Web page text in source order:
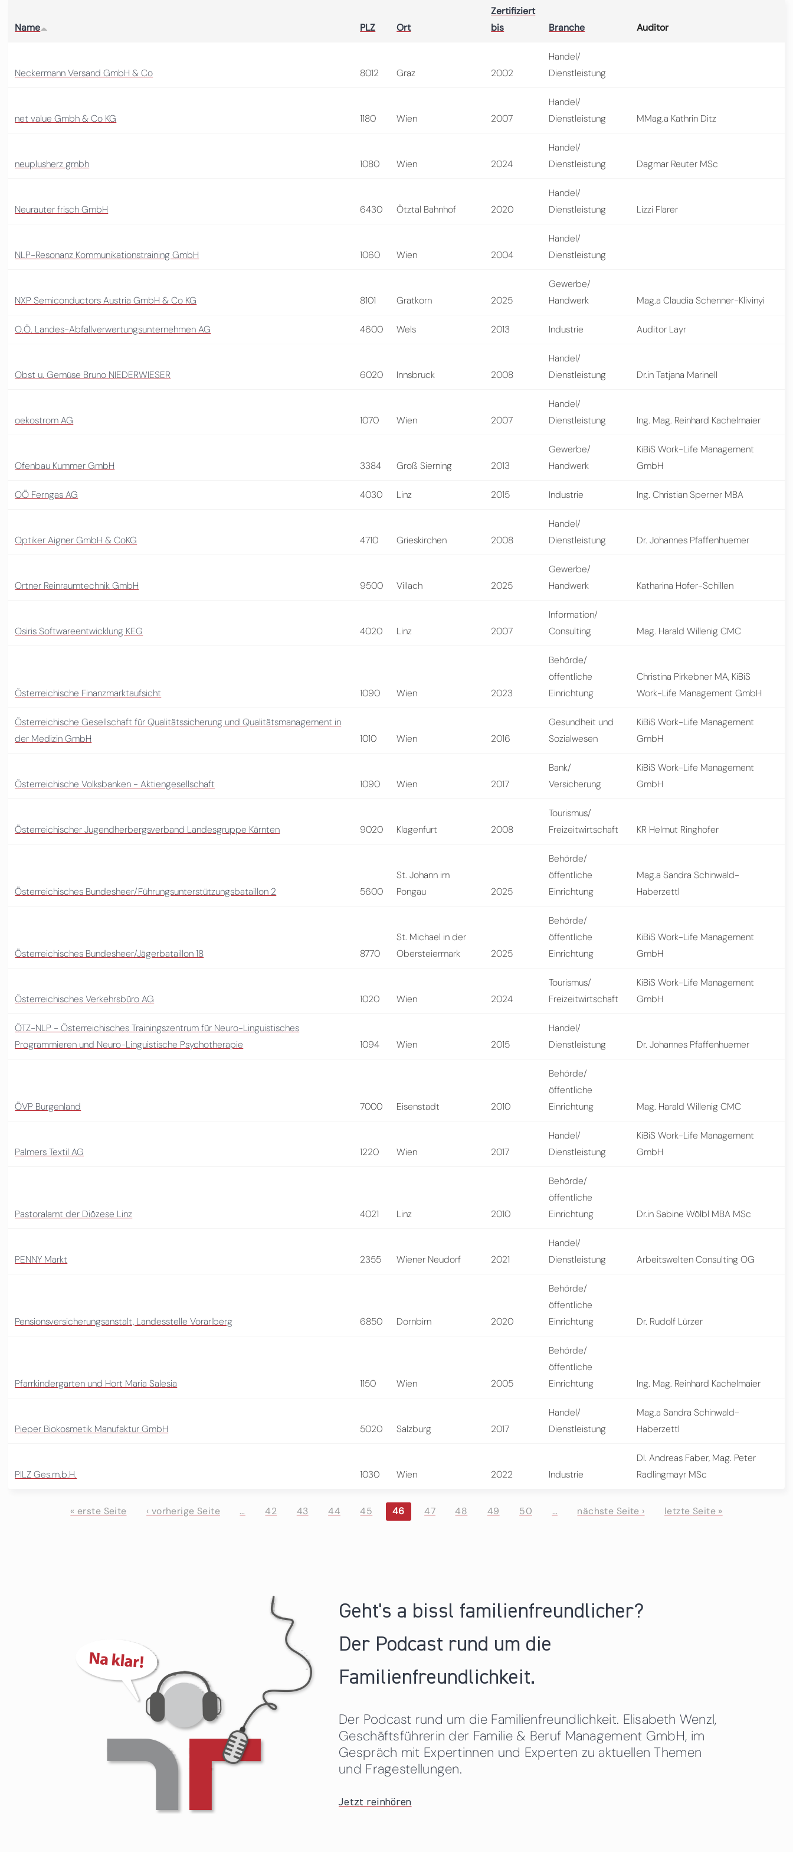
Name PLZ Ort
Zertifiziert
bis
Branche Auditor
Neckermann Versand GmbH & Co 8012 Graz 2002
Handel/
Dienstleistung
net value Gmbh & Co KG 1180 Wien 2007
Handel/
Dienstleistung
MMag.a Kathrin Ditz
neuplusherz gmbh 1080 Wien 2024
Handel/
Dienstleistung
Dagmar Reuter MSc
Neurauter frisch GmbH 6430 Ötztal Bahnhof 2020
Handel/
Dienstleistung
Lizzi Flarer
NLP-Resonanz Kommunikationstraining GmbH 1060 Wien 2004
Handel/
Dienstleistung
NXP Semiconductors Austria GmbH & Co KG 8101 Gratkorn 2025
Gewerbe/
Handwerk
Mag.a Claudia Schenner-Klivinyi
O.Ö. Landes-Abfallverwertungsunternehmen AG 4600 Wels 2013 Industrie Auditor Layr
Obst u. Gemüse Bruno NIEDERWIESER 6020 Innsbruck 2008
Handel/
Dienstleistung
Dr.in Tatjana Marinell
oekostrom AG 1070 Wien 2007
Handel/
Dienstleistung
Ing. Mag. Reinhard Kachelmaier
Ofenbau Kummer GmbH 3384 Groß Sierning 2013
Gewerbe/
Handwerk
KiBiS Work-Life Management
GmbH
OÖ Ferngas AG 4030 Linz 2015 Industrie Ing. Christian Sperner MBA
Optiker Aigner GmbH & CoKG 4710 Grieskirchen 2008
Handel/
Dienstleistung
Dr. Johannes Pfaffenhuemer
Ortner Reinraumtechnik GmbH 9500 Villach 2025
Gewerbe/
Handwerk
Katharina Hofer-Schillen
Osiris Softwareentwicklung KEG 4020 Linz 2007
Information/
Consulting
Mag. Harald Willenig CMC
Österreichische Finanzmarktaufsicht 1090 Wien 2023
Behörde/
öffentliche
Einrichtung
Christina Pirkebner MA, KiBiS
Work-Life Management GmbH
Österreichische Gesellschaft für Qualitätssicherung und Qualitätsmanagement in
der Medizin GmbH
1010 Wien 2016
Gesundheit und
Sozialwesen
KiBiS Work-Life Management
GmbH
Österreichische Volksbanken - Aktiengesellschaft 1090 Wien 2017
Bank/
Versicherung
KiBiS Work-Life Management
GmbH
Österreichischer Jugendherbergsverband Landesgruppe Kärnten 9020 Klagenfurt 2008
Tourismus/
Freizeitwirtschaft
KR Helmut Ringhofer
Österreichisches Bundesheer/Führungsunterstützungsbataillon 2 5600
St. Johann im
Pongau
2025
Behörde/
öffentliche
Einrichtung
Mag.a Sandra Schinwald-
Haberzettl
Österreichisches Bundesheer/Jägerbataillon 18 8770
St. Michael in der
Obersteiermark
2025
Behörde/
öffentliche
Einrichtung
KiBiS Work-Life Management
GmbH
Österreichisches Verkehrsbüro AG 1020 Wien 2024
Tourismus/
Freizeitwirtschaft
KiBiS Work-Life Management
GmbH
ÖTZ-NLP - Österreichisches Trainingszentrum für Neuro-Linguistisches
Programmieren und Neuro-Linguistische Psychotherapie
1094 Wien 2015
Handel/
Dienstleistung
Dr. Johannes Pfaffenhuemer
ÖVP Burgenland 7000 Eisenstadt 2010
Behörde/
öffentliche
Einrichtung
Mag. Harald Willenig CMC
Palmers Textil AG 1220 Wien 2017
Handel/
Dienstleistung
KiBiS Work-Life Management
GmbH
Pastoralamt der Diözese Linz 4021 Linz 2010
Behörde/
öffentliche
Einrichtung
Dr.in Sabine Wölbl MBA MSc
PENNY Markt 2355 Wiener Neudorf 2021
Handel/
Dienstleistung
Arbeitswelten Consulting OG
Pensionsversicherungsanstalt, Landesstelle Vorarlberg 6850 Dornbirn 2020
Behörde/
öffentliche
Einrichtung
Dr. Rudolf Lürzer
Pfarrkindergarten und Hort Maria Salesia 1150 Wien 2005
Behörde/
öffentliche
Einrichtung
Ing. Mag. Reinhard Kachelmaier
Pieper Biokosmetik Manufaktur GmbH 5020 Salzburg 2017
Handel/
Dienstleistung
Mag.a Sandra Schinwald-
Haberzettl
PILZ Ges.m.b.H. 1030 Wien 2022 Industrie
DI. Andreas Faber, Mag. Peter
Radlingmayr MSc
« erste Seite ‹ vorherige Seite … 42 43 44 45 46 47 48 49 50 … nächste Seite › letzte Seite »
Geht's a bissl familienfreundlicher?
Der Podcast rund um die
Familienfreundlichkeit.
Der Podcast rund um die Familienfreundlichkeit. Elisabeth Wenzl,
Geschäftsführerin der Familie & Beruf Management GmbH, im
Gespräch mit Expertinnen und Experten zu aktuellen Themen
und Fragestellungen.
Jetzt reinhören